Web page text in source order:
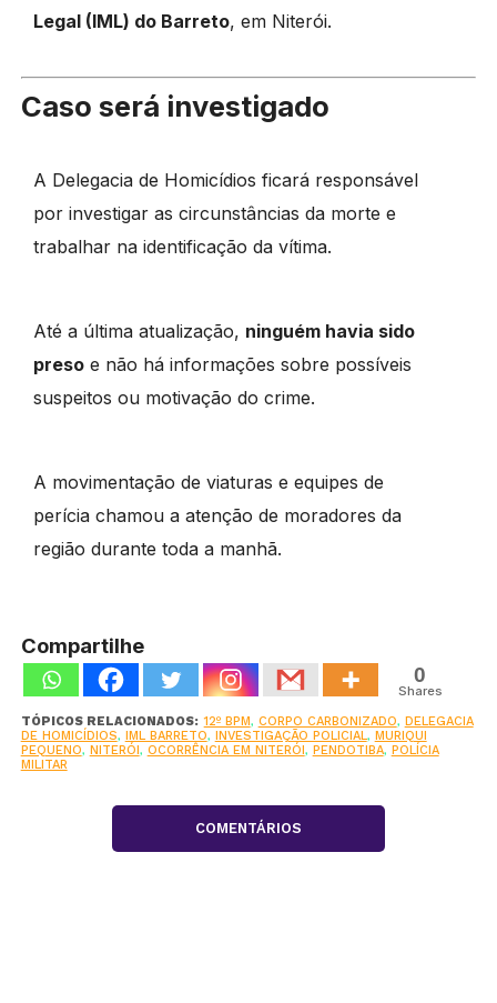
Legal (IML) do Barreto, em Niterói.
Caso será investigado
A Delegacia de Homicídios ficará responsável
por investigar as circunstâncias da morte e
trabalhar na identificação da vítima.
Até a última atualização, ninguém havia sido
presoe não há informações sobre possíveis
suspeitos ou motivação do crime.
A movimentação de viaturas e equipes de
perícia chamou a atenção de moradores da
região durante toda a manhã.
Compartilhe
0
Shares
TÓPICOS RELACIONADOS: 12º BPM, CORPO CARBONIZADO, DELEGACIA
DE HOMICÍDIOS, IML BARRETO, INVESTIGAÇÃO POLICIAL, MURIQUI
PEQUENO, NITERÓI , OCORRÊNCIA EM NITERÓI , PENDOTIBA, POLÍCIA
MILITAR
COMENTÁRIOS